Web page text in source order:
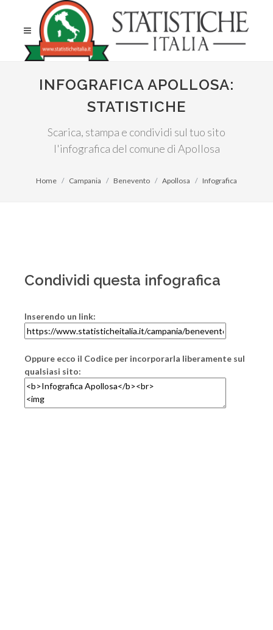
INFOGRAFICA APOLLOSA:
STATISTICHE
Scarica, stampa e condividi sul tuo sito
l'infografica del comune di Apollosa
Home Campania Benevento Apollosa Infografica
Condividi questa infografica
Inserendo un link:
Oppure ecco il Codice per incorporarla liberamente sul
qualsiasi sito: